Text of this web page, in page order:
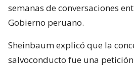
semanas de conversaciones
Gobierno peruano.
Sheinbaum explicó que la
salvoconducto fue una